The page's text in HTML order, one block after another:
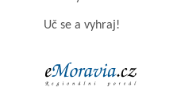
Uč se a vyhraj!